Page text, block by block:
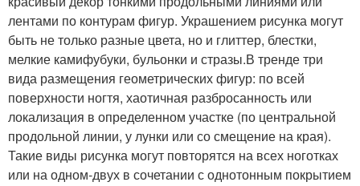
лентами по контурам фигур. Украшением рисунка могут
быть не только разные цвета, но и глиттер, блестки,
мелкие камифубуки, бульонки и стразы.В тренде три
вида размещения геометрических фигур: по всей
поверхности ногтя, хаотичная разбросанность или
локализация в определенном участке (по центральной
продольной линии, у лунки или со смещение на края).
Такие виды рисунка могут повторятся на всех ноготках
или на одном-двух в сочетании с однотонным покрытием